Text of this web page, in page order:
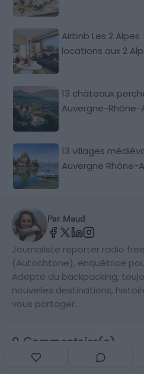
Airbnb Les 2
locations aux 2
13 châteaux
Auvergne-Rhône-
13 villages
Auvergne Rhône-
Par Maud
Journaliste reporter radio
(Autochtone), enquêtrice
Adepte du backpacking,
nouvelles destinations,
vous partager.
0 Commentaire(s)
Laisser un commentaire